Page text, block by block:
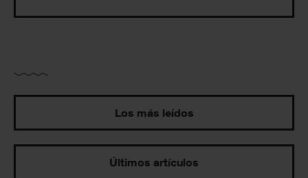
Los más leídos
Últimos artículos